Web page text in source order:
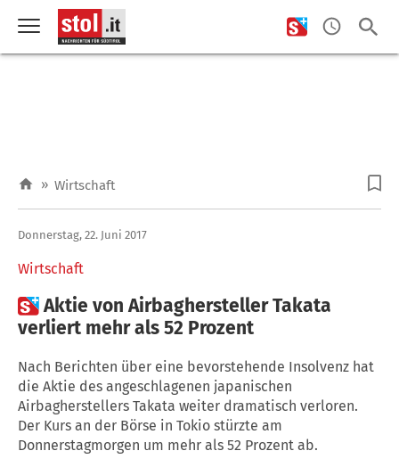
» Wirtschaft
Wirtschaft
Donnerstag, 22. Juni 2017
Aktie von Airbaghersteller Takata
verliert mehr als 52 Prozent
Nach Berichten über eine bevorstehende Insolvenz hat
die Aktie des angeschlagenen japanischen
Airbagherstellers Takata weiter dramatisch verloren.
Der Kurs an der Börse in Tokio stürzte am
Donnerstagmorgen um mehr als 52 Prozent ab.